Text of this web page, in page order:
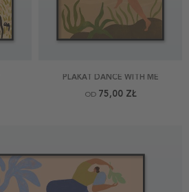
PLAKAT DANCE WITH ME
OD 75,00 ZŁ